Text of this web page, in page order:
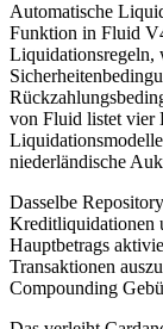
Automatische
Funktion in Fluid
Liquidationsregeln,
von Fluid listet vier
niederländische
Dasselbe
Kreditliquidationen
Hauptbetrags
Transaktionen
Compounding